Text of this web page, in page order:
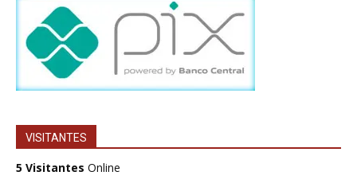
VISITANTES
5 Visitantes Online